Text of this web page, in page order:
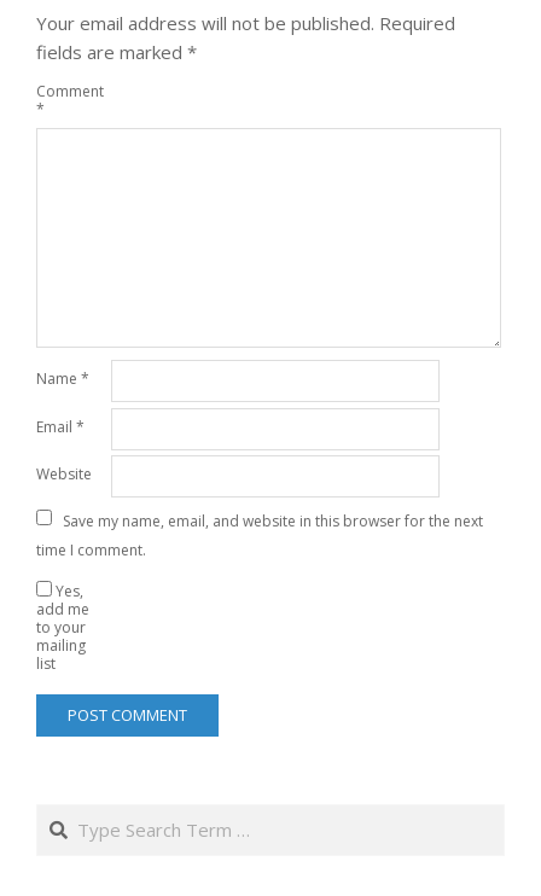
Your email address will not be published. Required
fields are marked *
Comment
*
Name *
Email *
Website
Save my name, email, and website in this browser for the next
time I comment.
Yes,
add me
to your
mailing
list
Search